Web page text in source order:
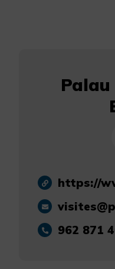
https://
962 871